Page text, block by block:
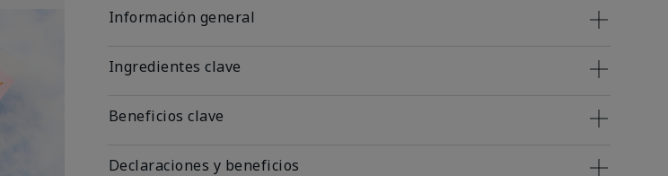
Información general
Ingredientes clave
Beneficios clave
Declaraciones y beneficios